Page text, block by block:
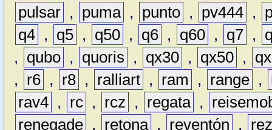
pulsar , puma , punto , pv444 ,
q4 , q5 , q50 , q6 , q60 , q7 ,
,
qubo , quoris , qx30 , qx50 ,
,
r6 , r8 , ralliart , ram , range ,
rav4 , rc , rcz , regata ,
renegade , retona , reventón ,